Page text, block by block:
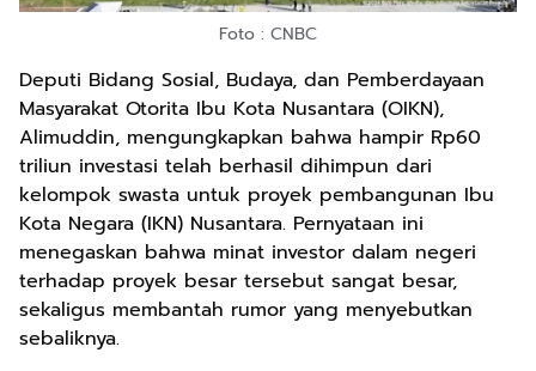
Foto : CNBC
Deputi Bidang Sosial, Budaya, dan Pemberdayaan
Masyarakat Otorita Ibu Kota Nusantara (OIKN),
Alimuddin, mengungkapkan bahwa hampir Rp60
triliun investasi telah berhasil dihimpun dari
kelompok swasta untuk proyek pembangunan Ibu
Kota Negara (IKN) Nusantara. Pernyataan ini
menegaskan bahwa minat investor dalam negeri
terhadap proyek besar tersebut sangat besar,
sekaligus membantah rumor yang menyebutkan
sebaliknya.